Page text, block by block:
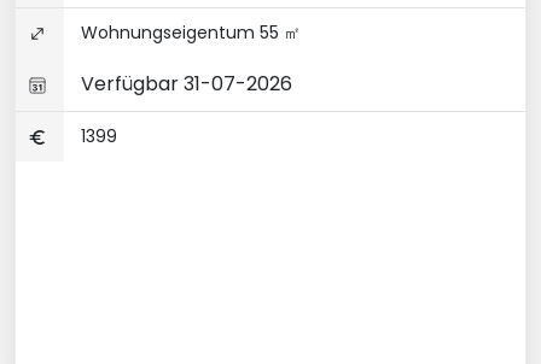
Wohnungseigentum 55 ㎡
Verfügbar 31-07-2026
1399